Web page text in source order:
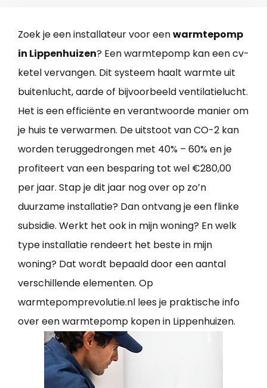
Zoek je een installateur voor eenwarmtepomp
in Lippenhuizen? Een warmtepomp kan een cv-
ketel vervangen. Dit systeem haalt warmte uit
buitenlucht, aarde of bijvoorbeeld ventilatielucht.
Het is een efficiënte en verantwoorde manier om
je huis te verwarmen. De uitstoot van CO-2 kan
worden teruggedrongen met 40% – 60% en je
profiteert van een besparing tot wel €280,00
per jaar. Stap je dit jaar nog over op zo’n
duurzame installatie? Dan ontvang je een flinke
subsidie. Werkt het ook in mijn woning? En welk
type installatie rendeert het beste in mijn
woning? Dat wordt bepaald door een aantal
verschillende elementen. Op
warmtepomprevolutie.nl lees je praktische info
over een warmtepomp kopen in Lippenhuizen.